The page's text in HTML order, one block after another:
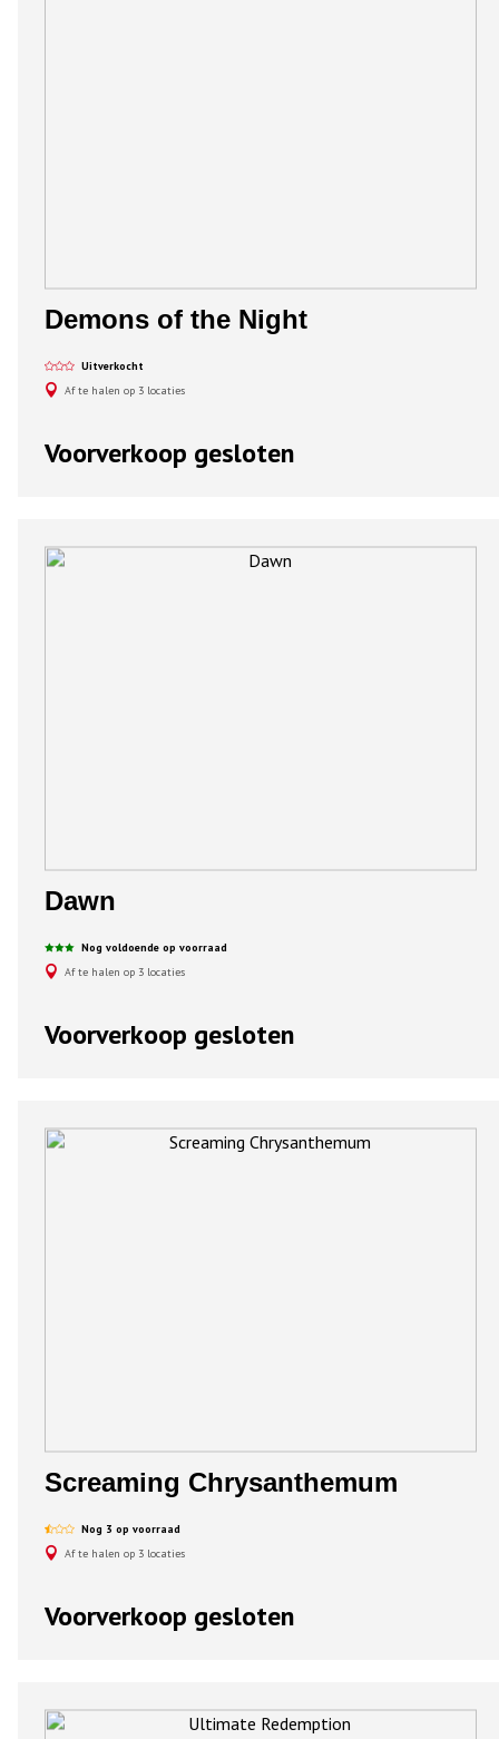
Demons of the Night
Uitverkocht
Af te halen op 3 locaties
Voorverkoop gesloten
Dawn
Nog voldoende op voorraad
Af te halen op 3 locaties
Voorverkoop gesloten
Screaming Chrysanthemum
Nog 3 op voorraad
Af te halen op 3 locaties
Voorverkoop gesloten